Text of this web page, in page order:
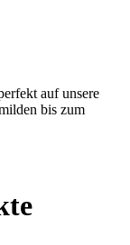
auf unsere
bis zum